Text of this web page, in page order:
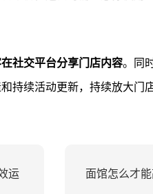
社交平台分享门店内容。同
持续活动更新，持续放大门
运
面馆怎么才